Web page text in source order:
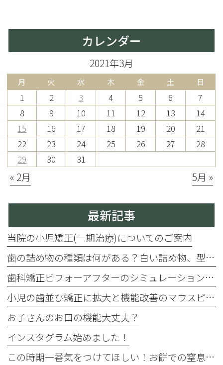
カレンダー
2021年3月
月 火 水 木 金 土 日
1 2 3 4 5 6
7
8
9 10 11 12 13
14
15
16 17 18 19 20
21
22
23 24 25 26 27
28
29
30 31
« 2月 5月 »
最新記事
当院の小児矯正(一期治療)についてのご案内
歯の詰め物の種類は何がある？白い詰め物、型取りがデジタルになりました！じゃあ保険と自費診療の違いは？
歯科矯正ビフォーアフターのシミュレーションができます
小児の歯並び矯正に拡大と機能改善のマウスピース・プレオルソ
お子さんのお口の機能大丈夫？
インスタグラム始めました！
この時期一番気をつけてほしい！お餅での窒息事故